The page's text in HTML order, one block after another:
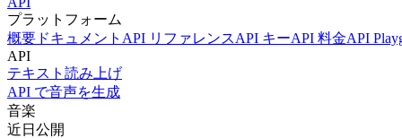
プラットフォーム
概要 ドキュメント API リファレンスAPI キーAPI 料金API
API
テキスト読み上げ
API で音声を生成
音楽
近日公開